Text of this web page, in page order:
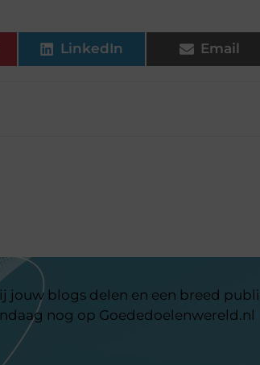
LinkedIn Email
jouw blogs delen en een breed
nog op Goededoelenwereld.nl